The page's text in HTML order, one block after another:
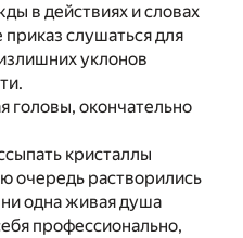
в действиях и словах
слушаться для
уклонов
головы, окончательно
кристаллы
очередь растворились
одна живая душа
профессионально,